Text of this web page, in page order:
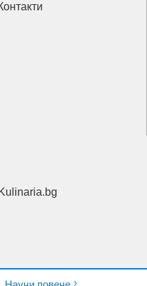
Контакти
Kulinaria.bg